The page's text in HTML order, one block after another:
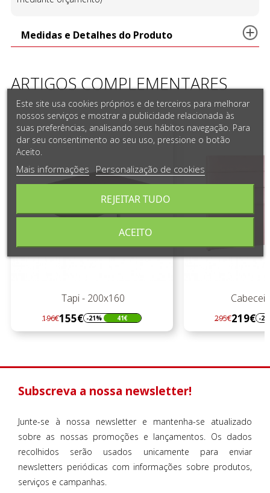
Medidas e Detalhes do Produto
ARTIGOS COMPLEMENTARES
Tapi - 200x160
Regular
preço
196€155€
Preço -21% 41€
Regular
preço
295€219€
Preço -
Subscreva a nossa newsletter!
Junte-se à nossa newsletter e mantenha-se atualizado
sobre as nossas promoções e lançamentos. Os dados
recolhidos serão usados unicamente para enviar
newsletters periódicas com informações sobre produtos,
serviços e campanhas.
Este site usa cookies próprios e de terceiros para melhorar
nossos serviços e mostrar a publicidade relacionada às
suas preferências, analisando seus hábitos navegação. Para
dar seu consentimento ao seu uso, pressione o botão
Aceito.
Mais informações Personalização de cookies
REJEITAR TUDO
ACEITO